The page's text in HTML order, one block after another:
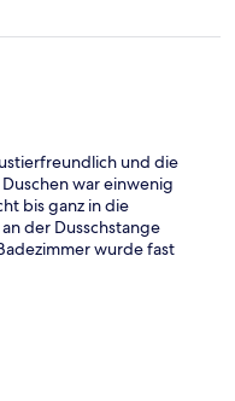
und die
war einwenig
bis ganz in die
der Dusschstange
wurde fast